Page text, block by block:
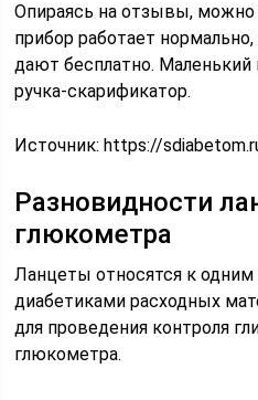
Опираясь на отзывы, можно
прибор работает
дают бесплатно. Маленький
ручка-скарификатор.
Источник:https://
Разновидности
глюкометра
Ланцеты относятся к
диабетиками расходных
для проведения контроля
глюкометра.